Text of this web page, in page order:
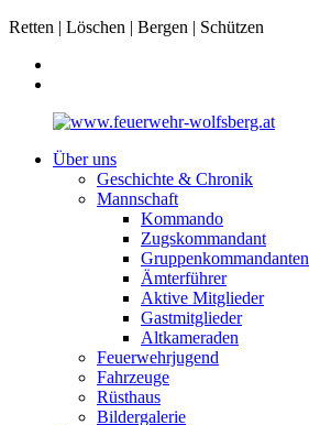
Retten | Löschen | Bergen | Schützen
Über uns
Geschichte & Chronik
Mannschaft
Kommando
Zugskommandant
Gruppenkommandanten
Ämterführer
Aktive Mitglieder
Gastmitglieder
Altkameraden
Feuerwehrjugend
Fahrzeuge
Rüsthaus
Bildergalerie